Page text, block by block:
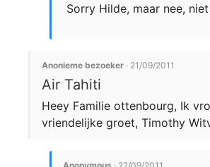
Sorry Hilde, maar nee,
Anonieme bezoeker · 21/09/2011
Air Tahiti
Heey Familie ottenbourg, Ik
vriendelijke groet, Timothy